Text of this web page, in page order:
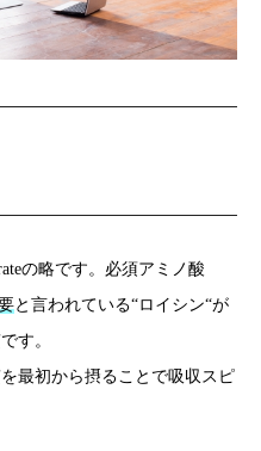
の略です。必須アミノ酸
と言われている“ロイシン“が
す。
最初から摂ることで吸収スピ